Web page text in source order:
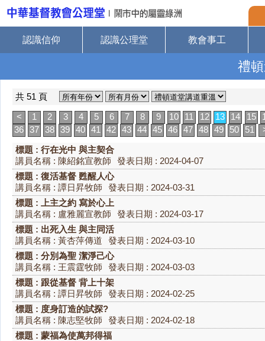
認識信仰 認識公理堂 教會事工
禮
共 51 頁
<
1 2 3 4 5 6 7 8 9 10 11 12 13 14 15
36 37 38 39 40 41 42 43 44 45 46 47 48 49 50 51
標題 : 行在光中 與主契合
講員名稱 : 陳紹銘宣教師
發表日期 : 2024-04-07
標題 : 復活基督 甦醒人心
講員名稱 : 譚日昇牧師
發表日期 : 2024-03-31
標題 : 上主之約 寫於心上
講員名稱 : 盧雅麗宣教師
發表日期 : 2024-03-17
標題 : 出死入生 與主同活
講員名稱 : 黃杏萍傳道
發表日期 : 2024-03-10
標題 : 分別為聖 潔淨己心
講員名稱 : 王震霆牧師
發表日期 : 2024-03-03
標題 : 跟從基督 背上十架
講員名稱 : 譚日昇牧師
發表日期 : 2024-02-25
標題 : 度身訂造的試探?
講員名稱 : 陳志堅牧師
發表日期 : 2024-02-18
標題 : 蒙福為使萬邦得福